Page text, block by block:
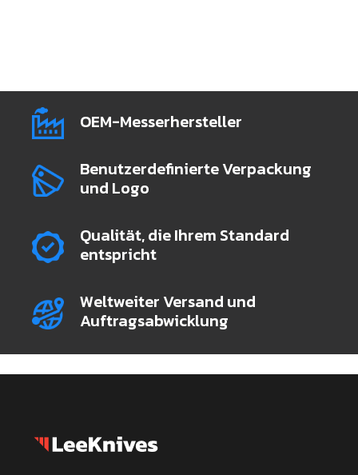
OEM-Messerhersteller
Benutzerdefinierte Verpackung
und Logo
Qualität, die Ihrem Standard
entspricht
Weltweiter Versand und
Auftragsabwicklung